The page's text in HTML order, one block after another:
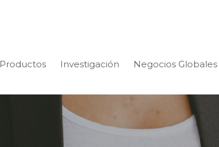
Productos Investigación Negocios Globales